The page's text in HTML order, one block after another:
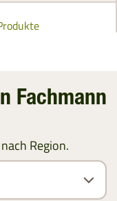
Fachmann
Region.